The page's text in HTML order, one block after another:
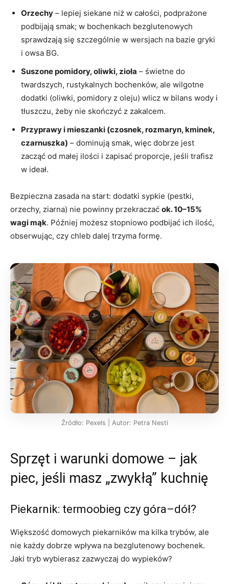
Orzechy – lepiej siekane niż w całości, podprażone
podbijają smak; w bochenkach bezglutenowych
sprawdzają się szczególnie w wersjach na bazie gryki
i owsa BG.
Suszone pomidory, oliwki, zioła – świetne do
twardszych, rustykalnych bochenków, ale wilgotne
dodatki (oliwki, pomidory z oleju) wlicz w bilans wody i
tłuszczu, żeby nie skończyć z zakalcem.
Przyprawy i mieszanki (czosnek, rozmaryn, kminek,
czarnuszka) – dominują smak, więc dobrze jest
zacząć od małej ilości i zapisać proporcje, jeśli trafisz
w ideał.
Bezpieczna zasada na start: dodatki sypkie (pestki,
orzechy, ziarna) nie powinny przekraczać ok. 10–15%
wagi mąk. Później możesz stopniowo podbijać ich ilość,
obserwując, czy chleb dalej trzyma formę.
Źródło: Pexels | Autor: Petra Nesti
Sprzęt i warunki domowe – jak
piec, jeśli masz „zwykłą” kuchnię
Piekarnik: termoobieg czy góra–dół?
Większość domowych piekarników ma kilka trybów, ale
nie każdy dobrze wpływa na bezglutenowy bochenek.
Jaki tryb wybierasz zazwyczaj do wypieków?